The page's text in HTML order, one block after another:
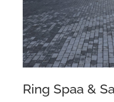
Ring Spaa &